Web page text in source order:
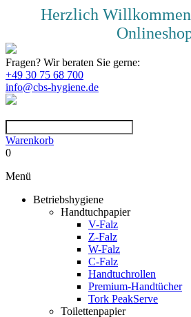
Herzlich
Fragen? Wir beraten Sie gerne:
+49 30 75 68 700
info@cbs-hygiene.de
Warenkorb
0
Menü
Betriebshygiene
Handtuchpapier
V-Falz
Z-Falz
W-Falz
C-Falz
Handtuchrollen
Premium-Handtücher
Tork PeakServe
Toilettenpapier